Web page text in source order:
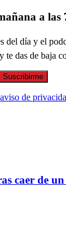
a las
del día y el
te das de baja
Suscribirme
aviso de
caer de un